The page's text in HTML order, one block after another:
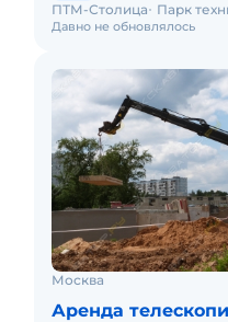
Давно не обновлялось
ПТМ-Столица Парк
Москва
Аренда